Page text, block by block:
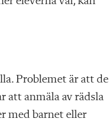
Problemet är att de
att anmäla av rädsla
med barnet eller